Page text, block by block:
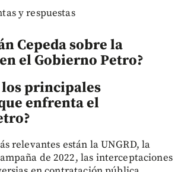
y respuestas
Cepeda sobre la
el Gobierno Petro?
los principales
enfrenta el
relevantes están la UNGRD, la
de 2022, las interceptaciones